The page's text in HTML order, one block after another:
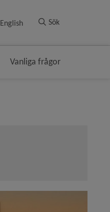
English Sök
Vanliga frågor